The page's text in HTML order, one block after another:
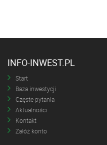
INFO-INWEST.PL
Start
Baza inwestycji
Częste pytania
Aktualności
Kontakt
Załóż konto